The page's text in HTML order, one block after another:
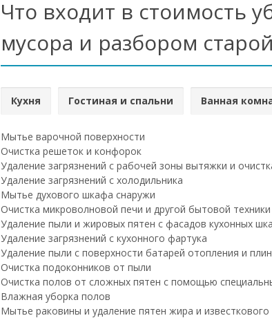
Что входит в стоимость
мусора и разбором
Кухня Гостиная и спальни Ванная
Мытье варочной поверхности
Очистка решеток и конфорок
Удаление загрязнений с рабочей зоны вытяжки и
Удаление загрязнений с холодильника
Мытье духового шкафа снаружи
Очистка микроволновой печи и другой бытовой
Удаление пыли и жировых пятен с фасадов кухонных
Удаление загрязнений с кухонного фартука
Удаление пыли с поверхности батарей отопления и
Очистка подоконников от пыли
Очистка полов от сложных пятен с помощью
Влажная уборка полов
Мытье раковины и удаление пятен жира и известкового